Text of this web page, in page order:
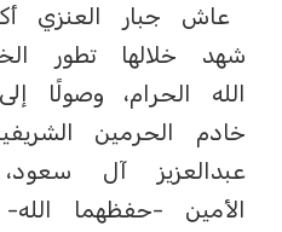
عاش جبار العنزي
شهد خلالها تطور
الله الحرام،
خادم الحرمين
عبدالعزيز آل
الأمين -حفظهما